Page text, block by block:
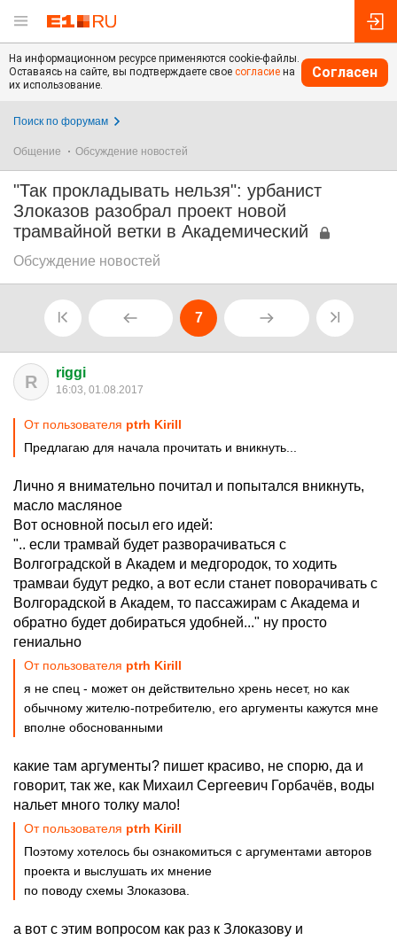
На информационном ресурсе применяются cookie-файлы.
Оставаясь на сайте, вы подтверждаете свое согласие на
их использование.
Согласен
Поиск по форумам
Общение Обсуждение новостей
"Так прокладывать нельзя": урбанист
Злоказов разобрал проект новой
трамвайной ветки в Академический
Обсуждение новостей
7
R riggi
16:03, 01.08.2017
От пользователя ptrh Kirill
Предлагаю для начала прочитать и вникнуть...
Лично я внимательно почитал и попытался вникнуть,
масло масляное
Вот основной посыл его идей:
".. если трамвай будет разворачиваться с
Волгоградской в Академ и медгородок, то ходить
трамваи будут редко, а вот если станет поворачивать с
Волгорадской в Академ, то пассажирам с Академа и
обратно будет добираться удобней..." ну просто
гениально
От пользователя ptrh Kirill
я не спец - может он действительно хрень несет, но как
обычному жителю-потребителю, его аргументы кажутся мне
вполне обоснованными
какие там аргументы? пишет красиво, не спорю, да и
говорит, так же, как Михаил Сергеевич Горбачёв, воды
нальет много толку мало!
От пользователя ptrh Kirill
Поэтому хотелось бы ознакомиться с аргументами авторов
проекта и выслушать их мнение
по поводу схемы Злоказова.
а вот с этим вопросом как раз к Злоказову и